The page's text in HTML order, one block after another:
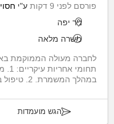
פורסם לפני 9 דקות ע"י חסוי
ניר יפה
משרה מלאה
לחברה מעולה הממוקמת
במהלך המשמרת. 2. טיפול בבעיות מחסן מחשוביות בזמן...
הגש מועמדות